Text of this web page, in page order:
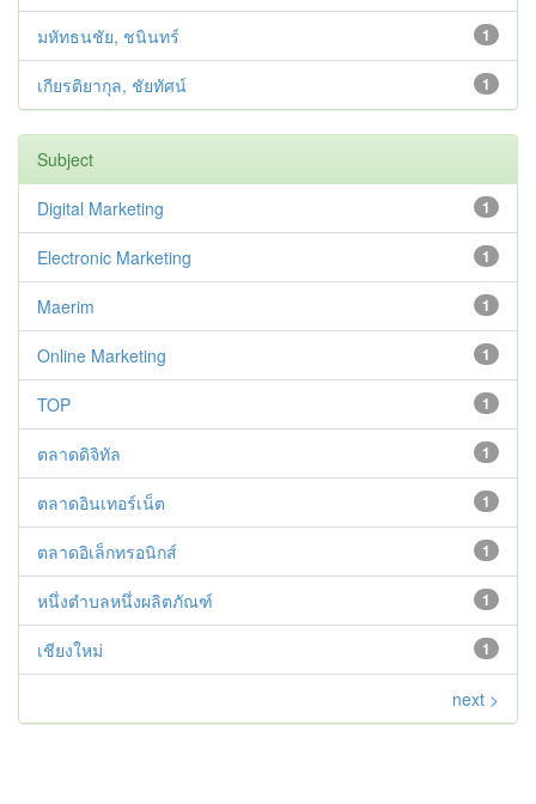
1
มหัทธนชัย, ชนินทร์
1
เกียรติยากุล, ชัยทัศน์
Subject
1
Digital Marketing
1
Electronic Marketing
1
Maerim
1
Online Marketing
1
TOP
1
ตลาดดิจิทัล
1
ตลาดอินเทอร์เน็ต
1
ตลาดอิเล็กทรอนิกส์
1
หนึ่งตำบลหนึ่งผลิตภัณฑ์
1
เชียงใหม่
next >